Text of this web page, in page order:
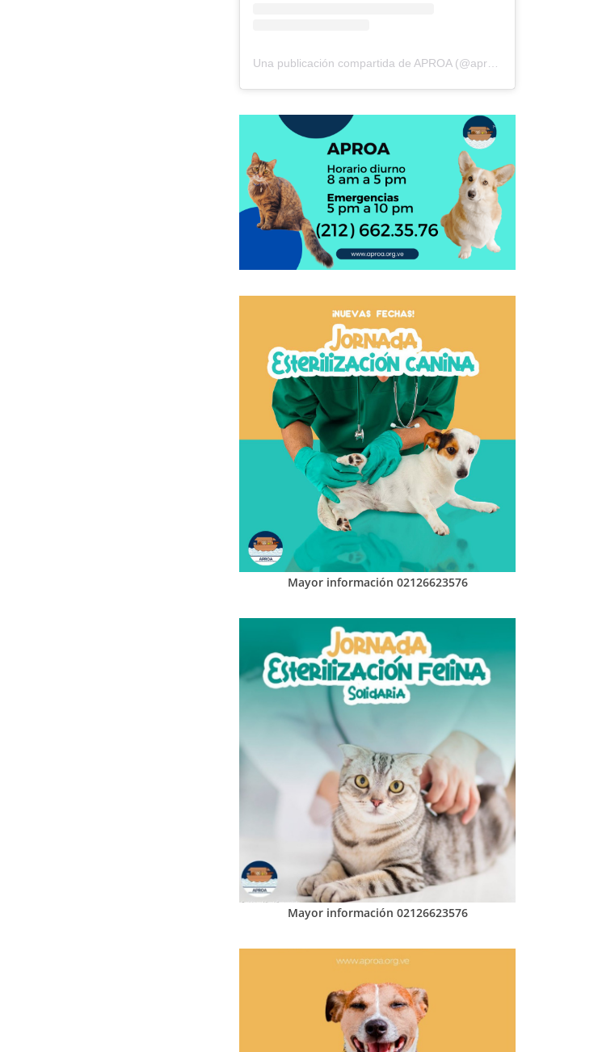
Una publicación compartida de APROA (@aproavzla)
Mayor información 02126623576
Mayor información 02126623576